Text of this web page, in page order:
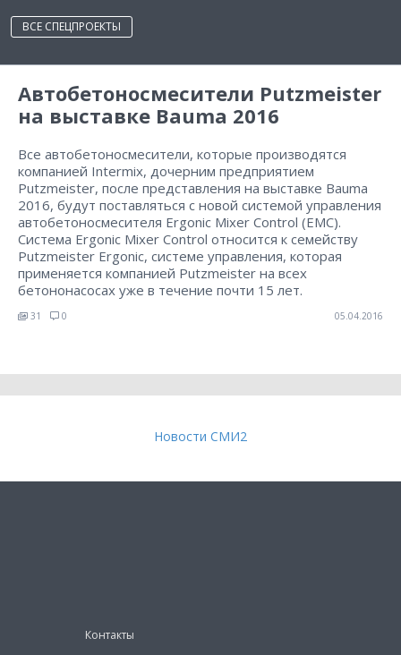
ВСЕ СПЕЦПРОЕКТЫ
Автобетоносмесители Putzmeister
на выставке Bauma 2016
Все автобетоносмесители, которые производятся
компанией Intermix, дочерним предприятием
Putzmeister, после представления на выставке Bauma
2016, будут поставляться с новой системой управления
автобетоносмесителя Ergonic Mixer Control (EMC).
Система Ergonic Mixer Control относится к семейству
Putzmeister Ergonic, системе управления, которая
применяется компанией Putzmeister на всех
бетононасосах уже в течение почти 15 лет.
31 0 05.04.2016
Новости СМИ2
Контакты